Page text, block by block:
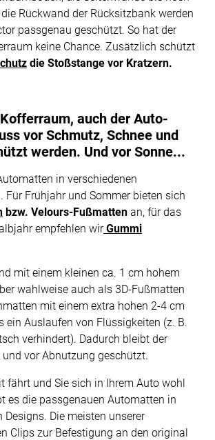
Rückwand der Rücksitzbank werden
passgenau geschützt. So hat der
keine Chance. Zusätzlich schützt
die Stoßstange vor Kratzern.
auch der Auto-
vor Schmutz, Schnee und
werden. Und vor Sonne...
in verschiedenen
Für Frühjahr und Sommer bieten sich
bzw. Velours-Fußmatten an, für das
empfehlen wir Gummi
mit einem kleinen ca. 1 cm hohem
wahlweise auch als 3D-Fußmatten
mit einem extra hohen 2-4 cm
ein Auslaufen von Flüssigkeiten (z. B.
verhindert). Dadurch bleibt der
vor Abnutzung geschützt.
fährt und Sie sich in Ihrem Auto wohl
es die passgenauen Automatten in
Designs. Die meisten unserer
Clips zur Befestigung an den original